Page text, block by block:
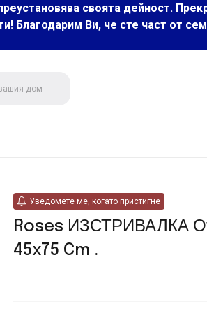
своята дейност.
Благодарим Ви, че сте част от
Уведомете ме, когато пристигне
Roses ИЗСТРИВАЛКА
45x75 Cm .